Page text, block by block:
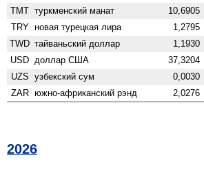
TMT туркменский манат 10,6905
TRY новая турецкая лира 1,2795
TWD тайваньский доллар 1,1930
USD доллар США 37,3204
UZS узбекский сум 0,0030
ZAR южно-африканский рэнд 2,0276
2026